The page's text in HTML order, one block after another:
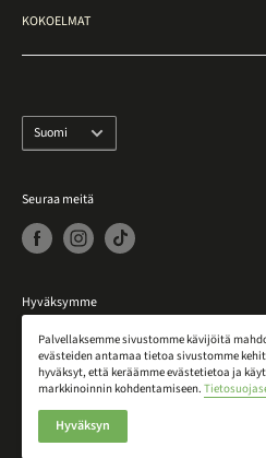
Caratia myymälä
Ota yhteyttä
Tee peruutusilmoitus
Tilaa KultaPaketti
Näistä maksamme
Kullan ja hopean leimat
KOKOELMAT
Vintage-tuotteet
Kaikki korut
Muut valmistajat
Huutokauppaluettelo
Kieli
Suomi
Seuraa meitä
Hyväksymme
klarna VISA MobilePay
© 2026 Caratia
www.caratia.fi
Palvellaksemme sivustomme kävijöitä
evästeiden antamaa tietoa sivustomme
hyväksyt, että keräämme evästetietoa ja
markkinoinnin kohdentamiseen.
Hyväksyn